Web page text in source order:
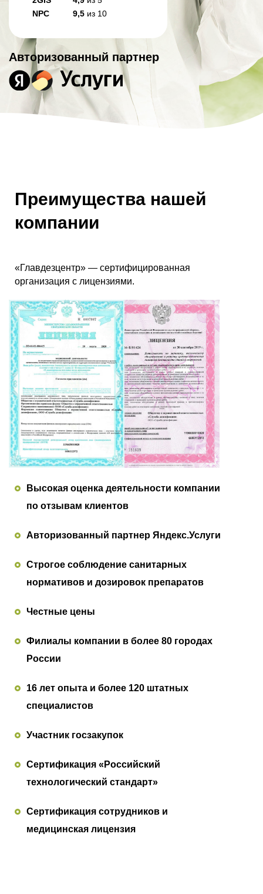
NPC
9,5 из 10
Авторизованный партнер
Преимущества нашей
компании
«Главдезцентр» — сертифицированная
организация с лицензиями.
Высокая оценка деятельности компании
по отзывам клиентов
Авторизованный партнер Яндекс.Услуги
Строгое соблюдение санитарных
нормативов и дозировок препаратов
Честные цены
Филиалы компании в более 80 городах
России
16 лет опыта и более 120 штатных
специалистов
Участник госзакупок
Сертификация «Российский
технологический стандарт»
Сертификация сотрудников и
медицинская лицензия